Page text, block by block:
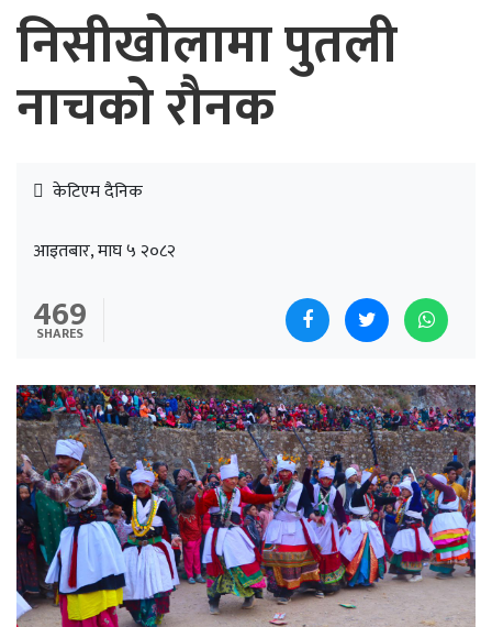
निसीखोलामा पुतली
नाचको रौनक
केटिएम दैनिक
आइतबार, माघ ५ २०८२
469
SHARES